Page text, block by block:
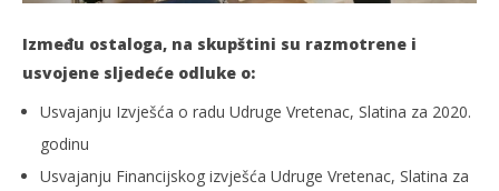
Između ostaloga, na skupštini su razmotrene i
usvojene sljedeće odluke o:
Usvajanju Izvješća o radu Udruge Vretenac, Slatina za 2020.
godinu
Usvajanju Financijskog izvješća Udruge Vretenac, Slatina za